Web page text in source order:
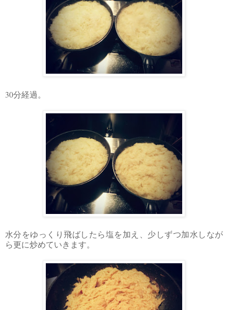
30分経過。
水分をゆっくり飛ばしたら塩を加え、少しずつ加水しなが
ら更に炒めていきます。